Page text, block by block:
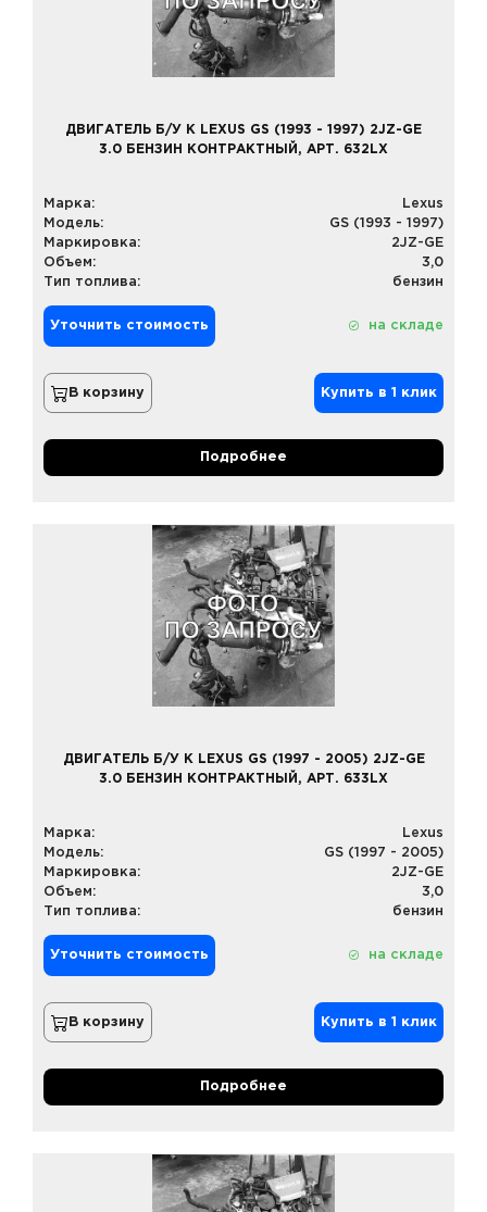
ДВИГАТЕЛЬ Б/У К LEXUS GS (1993 - 1997) 2JZ-GE
3.0 БЕНЗИН КОНТРАКТНЫЙ, АРТ. 632LX
Марка:
Lexus
Модель:
GS (1993 - 1997)
Маркировка:
2JZ-GE
Объем:
3,0
Тип топлива:
бензин
Уточнить стоимость на складе
В корзину Купить в 1 клик
Подробнее
ДВИГАТЕЛЬ Б/У К LEXUS GS (1997 - 2005) 2JZ-GE
3.0 БЕНЗИН КОНТРАКТНЫЙ, АРТ. 633LX
Марка:
Lexus
Модель:
GS (1997 - 2005)
Маркировка:
2JZ-GE
Объем:
3,0
Тип топлива:
бензин
Уточнить стоимость на складе
В корзину Купить в 1 клик
Подробнее